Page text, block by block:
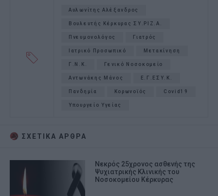
Αυλωνίτης Αλέξανδρος
Βουλευτής Κέρκυρας ΣΥ.ΡΙΖ.Α.
Πνευμονολόγος Γιατρός
Ιατρικό Προσωπικό Μετακίνηση
Γ.Ν.Κ. Γενικό Νοσοκομείο
Αντωνάκης Μάνος Ε.Γ.ΕΣΥ.Κ.
Πανδημία Κορωνοϊός Covid19
Υπουργείο Υγείας
ΣΧΕΤΙΚA AΡΘΡΑ
Νεκρός 25χρονος ασθενής της
Ψυχιατρικής Κλινικής του
Νοσοκομείου Κέρκυρας